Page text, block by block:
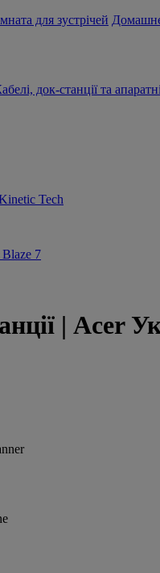
для зустрічей
док-станції та
Tech
7
| Acer